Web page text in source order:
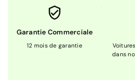
Garantie Commerciale
12 mois de garantie
dans